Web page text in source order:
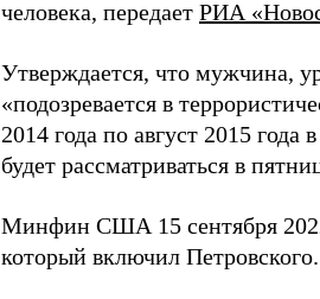
человека, передает РИА
Утверждается, что мужчина,
«подозревается в
2014 года по август 2015
будет рассматриваться в
Минфин США 15 сентября
который включил Петровского.